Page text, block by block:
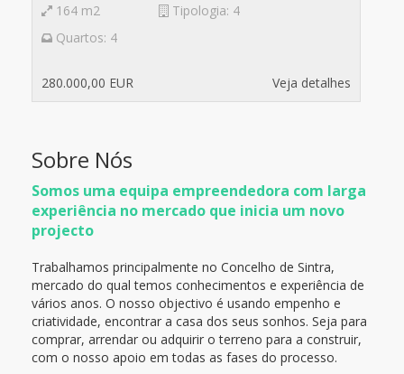
164 m2
Tipologia: 4
Quartos: 4
280.000,00 EUR Veja detalhes
Sobre Nós
Somos uma equipa empreendedora com larga
experiência no mercado que inicia um novo
projecto
Trabalhamos principalmente no Concelho de Sintra,
mercado do qual temos conhecimentos e experiência de
vários anos. O nosso objectivo é usando empenho e
criatividade, encontrar a casa dos seus sonhos. Seja para
comprar, arrendar ou adquirir o terreno para a construir,
com o nosso apoio em todas as fases do processo.